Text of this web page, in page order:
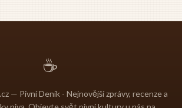
☕
— Pivní Deník - Nejnovější zprávy, recenze a